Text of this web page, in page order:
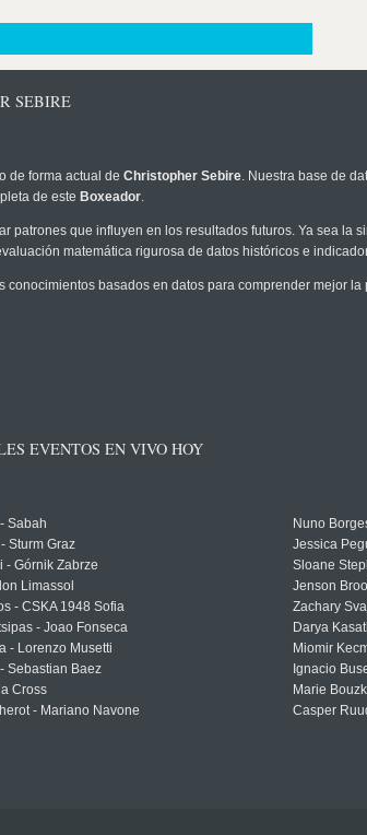
SEBIRE
de forma actual de Christopher Sebire. Nuestra base de
de este Boxeador.
patrones que influyen en los resultados futuros. Ya sea la
matemática rigurosa de datos históricos e
conocimientos basados en datos para comprender mejor
EVENTOS EN VIVO HOY
Sabah
Sturm Graz
- Górnik Zabrze
Limassol
- CSKA 1948 Sofia
- Joao Fonseca
- Lorenzo Musetti
Sebastian Baez
Cross
- Mariano Navone
Nuno
Jessica
Sloane
Jenson
Zachary
Darya
Miomir
Ignacio
Marie
Casper